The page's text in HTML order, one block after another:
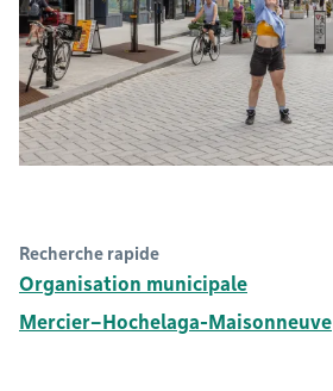
Recherche rapide
Organisation municipale
Mercier–Hochelaga-Maisonneuve